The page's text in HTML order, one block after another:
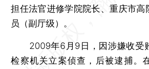
担任法官进修学院院长、重庆市高
员（副厅级）。
2009年6月9日，因涉嫌收受
检察机关立案侦查，后被逮捕。